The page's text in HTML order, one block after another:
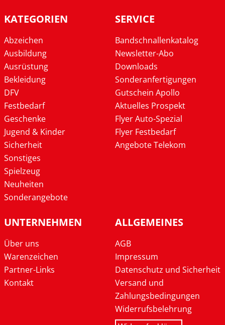
KATEGORIEN
Abzeichen
Ausbildung
Ausrüstung
Bekleidung
DFV
Festbedarf
Geschenke
Jugend & Kinder
Sicherheit
Sonstiges
Spielzeug
Neuheiten
Sonderangebote
SERVICE
Bandschnallenkatalog
Newsletter-Abo
Downloads
Sonderanfertigungen
Gutschein Apollo
Aktuelles Prospekt
Flyer Auto-Spezial
Flyer Festbedarf
Angebote Telekom
UNTERNEHMEN
Über uns
Warenzeichen
Partner-Links
Kontakt
ALLGEMEINES
AGB
Impressum
Datenschutz und Sicherheit
Versand und
Zahlungsbedingungen
Widerrufsbelehrung